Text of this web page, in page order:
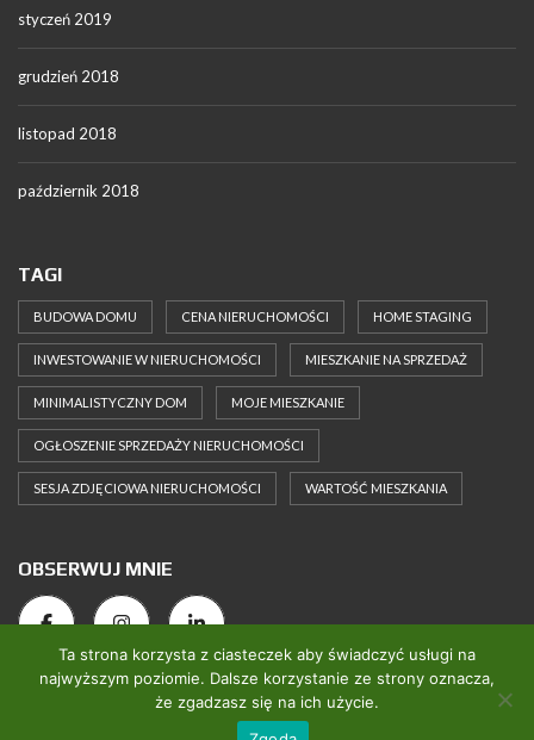
styczeń 2019
grudzień 2018
listopad 2018
październik 2018
TAGI
BUDOWA DOMU CENA NIERUCHOMOŚCI HOME STAGING
INWESTOWANIE W NIERUCHOMOŚCI MIESZKANIE NA SPRZEDAŻ
MINIMALISTYCZNY DOM MOJE MIESZKANIE
OGŁOSZENIE SPRZEDAŻY NIERUCHOMOŚCI
SESJA ZDJĘCIOWA NIERUCHOMOŚCI WARTOŚĆ MIESZKANIA
OBSERWUJ MNIE
2025 Perfect Home Concept. All rights reserved.
Ta strona korzysta z ciasteczek aby świadczyć usługi na
najwyższym poziomie. Dalsze korzystanie ze strony oznacza,
że zgadzasz się na ich użycie.